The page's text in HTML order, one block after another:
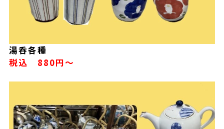
湯呑各種
税込 880円～